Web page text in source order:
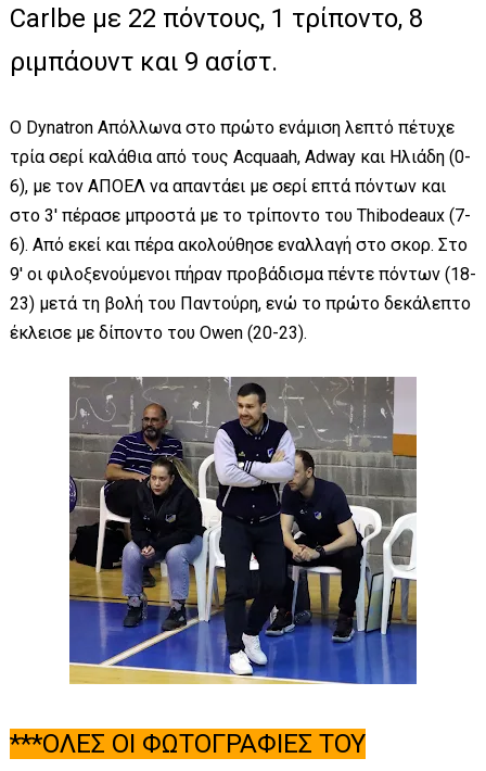
Carlbe με 22 πόντους, 1 τρίποντο, 8
ριμπάουντ και 9 ασίστ.
Ο Dynatron Απόλλωνα στο πρώτο ενάμιση λεπτό πέτυχε
τρία σερί καλάθια από τους Acquaah, Adway και Ηλιάδη (0-
6), με τον ΑΠΟΕΛ να απαντάει με σερί επτά πόντων και
στο 3' πέρασε μπροστά με το τρίποντο του Thibodeaux (7-
6). Από εκεί και πέρα ακολούθησε εναλλαγή στο σκορ. Στο
9' οι φιλοξενούμενοι πήραν προβάδισμα πέντε πόντων (18-
23) μετά τη βολή του Παντούρη, ενώ το πρώτο δεκάλεπτο
έκλεισε με δίποντο του Owen (20-23).
***ΟΛΕΣ ΟΙ ΦΩΤΟΓΡΑΦΙΕΣ ΤΟΥ